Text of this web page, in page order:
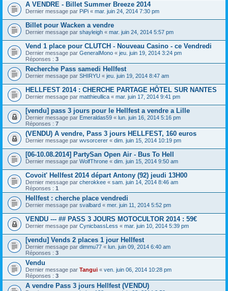
A VENDRE - Billet Summer Breeze 2014
Dernier message par PiPi « mar. juin 24, 2014 7:30 pm
Billet pour Wacken a vendre
Dernier message par shayleigh « mar. juin 24, 2014 5:57 pm
Vend 1 place pour CLUTCH - Nouveau Casino - ce Vendredi
Dernier message par GeneralMono « jeu. juin 19, 2014 3:24 pm
Réponses : 3
Recherche Pass samedi Hellfest
Dernier message par SHIRYU « jeu. juin 19, 2014 8:47 am
HELLFEST 2014 : CHERCHE PARTAGE HÔTEL SUR NANTES
Dernier message par matthieullica « mar. juin 17, 2014 9:41 pm
[vendu] pass 3 jours pour le Hellfest a vendre a Lille
Dernier message par Emeraldas59 « lun. juin 16, 2014 5:16 pm
Réponses : 7
(VENDU) A vendre, Pass 3 jours HELLFEST, 160 euros
Dernier message par wvsorcerer « dim. juin 15, 2014 10:19 pm
[06-10.08.2014] PartySan Open Air - Bus To Hell
Dernier message par WolfThrone « dim. juin 15, 2014 9:50 am
Covoit' Hellfest 2014 départ Antony (92) jeudi 13H00
Dernier message par cherokkee « sam. juin 14, 2014 8:46 am
Réponses : 1
Hellfest : cherche place vendredi
Dernier message par svalbard « mer. juin 11, 2014 5:52 pm
VENDU --- ## PASS 3 JOURS MOTOCULTOR 2014 : 59€
Dernier message par CynicbassLess « mar. juin 10, 2014 5:39 pm
[vendu] Vends 2 places 1 jour Hellfest
Dernier message par dimmu77 « lun. juin 09, 2014 6:40 am
Réponses : 3
Vendu
Dernier message par Tangui « ven. juin 06, 2014 10:28 pm
Réponses : 3
A vendre Pass 3 jours Hellfest (VENDU)